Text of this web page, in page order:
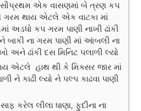
સૌપ્રથમ એક વાસણમાં બે ત્રણ કપ
ગરમ થાય એટલે એક વાટકા માં
અડધો કપ ગરમ પાણી નાખી ઢાંકી
ના ગરમ પાણી માં આંબલી ના
અને ઢાંકી દસ મિનિટ પલાળી લ્યો
એટલે હાથ થી કે મિક્સર જાર માં
ને કાઢી લ્યો ને પલ્પ કાઢવા પાણી
કરેલ લીલા ધાણા, ફુદીના ના